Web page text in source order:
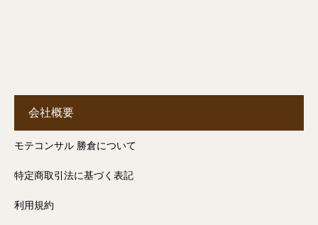
会社概要
モテコンサル 勝倉について
特定商取引法に基づく表記
利用規約